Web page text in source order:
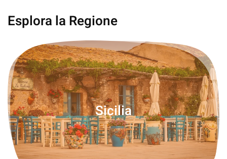
Esplora la Regione
Sicilia